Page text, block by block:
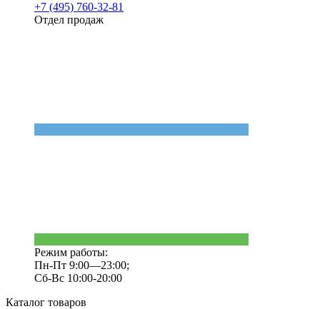
+7 (495) 760-32-81
Отдел продаж
Режим работы:
Пн-Пт 9:00—23:00;
Сб-Вс 10:00-20:00
Каталог товаров